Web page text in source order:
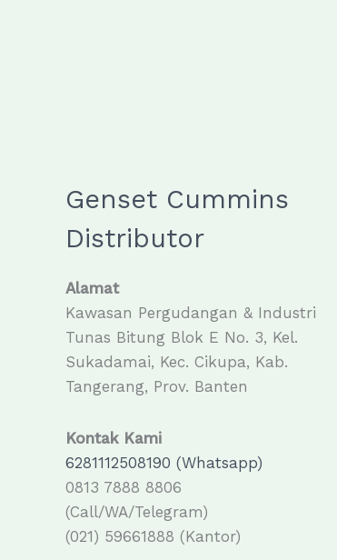
Genset Cummins
Distributor
Alamat
Kawasan Pergudangan & Industri
Tunas Bitung Blok E No. 3, Kel.
Sukadamai, Kec. Cikupa, Kab.
Tangerang, Prov. Banten
Kontak Kami
6281112508190 (Whatsapp)
0813 7888 8806
(Call/WA/Telegram)
(021) 59661888 (Kantor)